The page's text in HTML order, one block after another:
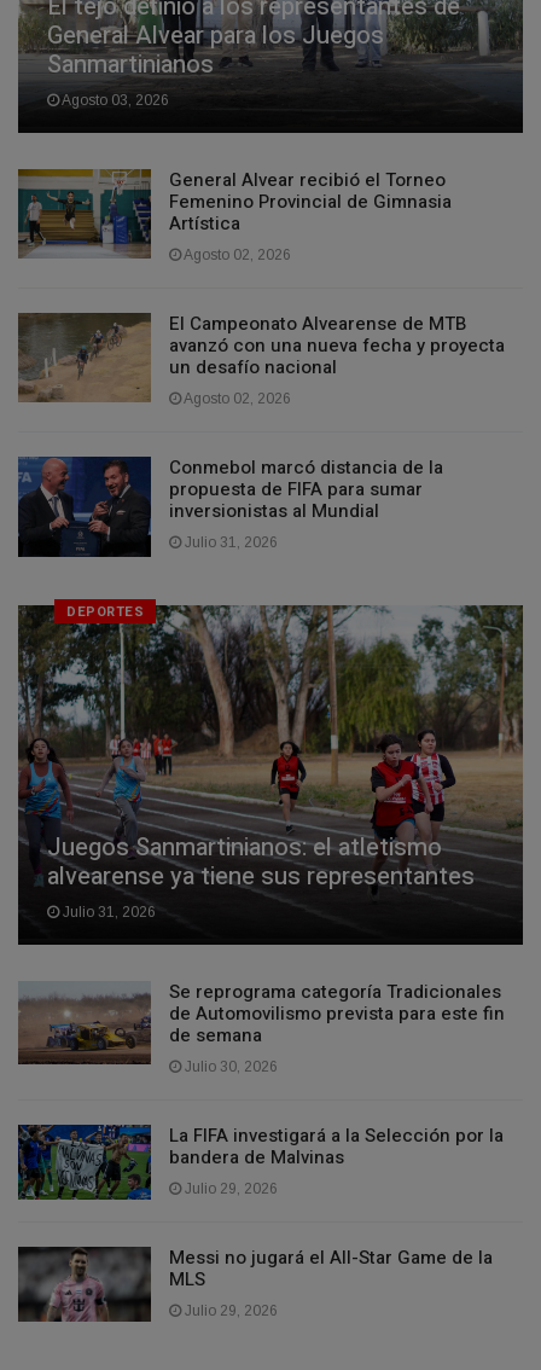
El tejo definió a los representantes de
General Alvear para los Juegos
Sanmartinianos
Agosto 03, 2026
General Alvear recibió el Torneo
Femenino Provincial de Gimnasia
Artística
Agosto 02, 2026
El Campeonato Alvearense de MTB
avanzó con una nueva fecha y proyecta
un desafío nacional
Agosto 02, 2026
Conmebol marcó distancia de la
propuesta de FIFA para sumar
inversionistas al Mundial
Julio 31, 2026
DEPORTES
Juegos Sanmartinianos: el atletismo
alvearense ya tiene sus representantes
Julio 31, 2026
Se reprograma categoría Tradicionales
de Automovilismo prevista para este fin
de semana
Julio 30, 2026
La FIFA investigará a la Selección por la
bandera de Malvinas
Julio 29, 2026
Messi no jugará el All-Star Game de la
MLS
Julio 29, 2026